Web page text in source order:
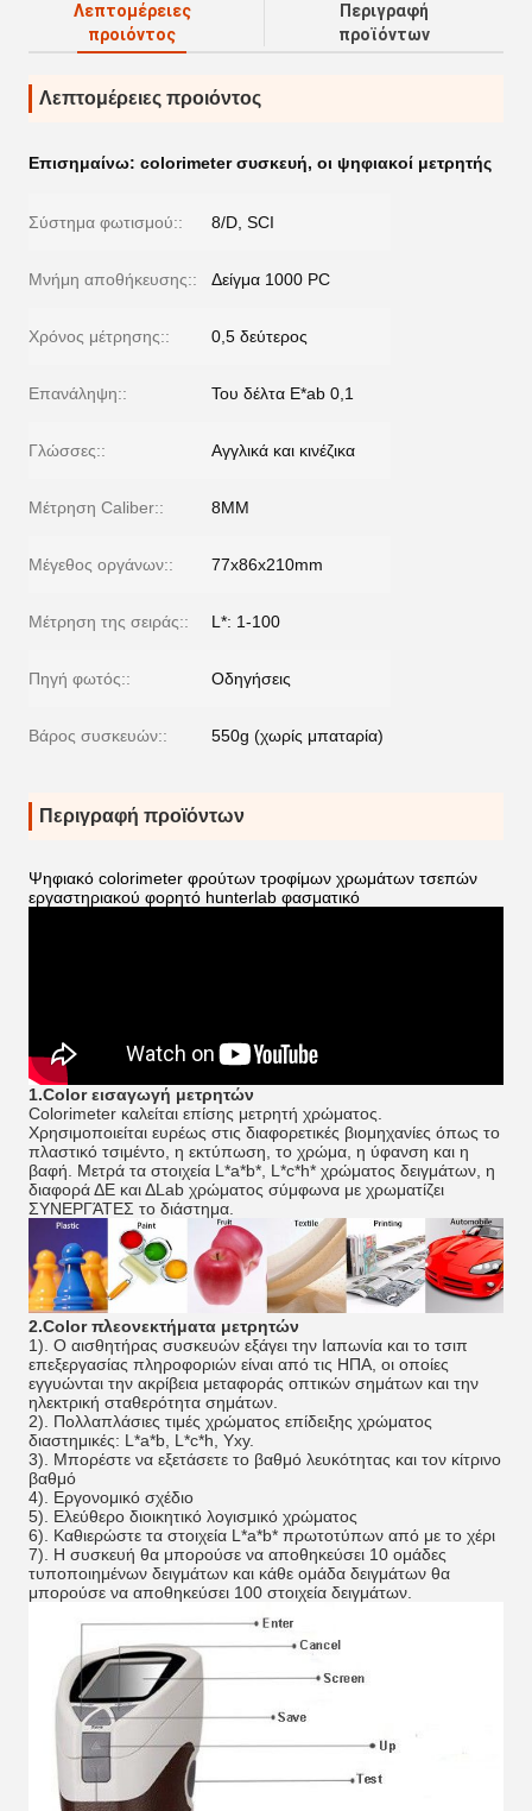
Λεπτομέρειες
προιόντος
Περιγραφή
προϊόντων
Λεπτομέρειες προιόντος
Επισημαίνω: colorimeter συσκευή, οι ψηφιακοί μετρητής
Σύστημα φωτισμού:: 8/D, SCI
Μνήμη αποθήκευσης:: Δείγμα 1000 PC
Χρόνος μέτρησης:: 0,5 δεύτερος
Επανάληψη:: Του δέλτα E*ab 0,1
Γλώσσες:: Αγγλικά και κινέζικα
Μέτρηση Caliber:: 8MM
Μέγεθος οργάνων:: 77x86x210mm
Μέτρηση της σειράς:: L*: 1-100
Πηγή φωτός:: Οδηγήσεις
Βάρος συσκευών:: 550g (χωρίς μπαταρία)
Περιγραφή προϊόντων
Ψηφιακό colorimeter φρούτων τροφίμων χρωμάτων τσεπών
εργαστηριακού φορητό hunterlab φασματικό
1.Color εισαγωγή μετρητών
Colorimeter καλείται επίσης μετρητή χρώματος.
Χρησιμοποιείται ευρέως στις διαφορετικές βιομηχανίες όπως το
πλαστικό τσιμέντο, η εκτύπωση, το χρώμα, η ύφανση και η
βαφή. Μετρά τα στοιχεία L*a*b*, L*c*h* χρώματος δειγμάτων, η
διαφορά ΔE και ΔLab χρώματος σύμφωνα με χρωματίζει
ΣΥΝΕΡΓΆΤΕΣ το διάστημα.
2.Color πλεονεκτήματα μετρητών
1). Ο αισθητήρας συσκευών εξάγει την Ιαπωνία και το τσιπ
επεξεργασίας πληροφοριών είναι από τις ΗΠΑ, οι οποίες
εγγυώνται την ακρίβεια μεταφοράς οπτικών σημάτων και την
ηλεκτρική σταθερότητα σημάτων.
2). Πολλαπλάσιες τιμές χρώματος επίδειξης χρώματος
διαστημικές: L*a*b, L*c*h, Yxy.
3). Μπορέστε να εξετάσετε το βαθμό λευκότητας και τον κίτρινο
βαθμό
4). Εργονομικό σχέδιο
5). Ελεύθερο διοικητικό λογισμικό χρώματος
6). Καθιερώστε τα στοιχεία L*a*b* πρωτοτύπων από με το χέρι
7). Η συσκευή θα μπορούσε να αποθηκεύσει 10 ομάδες
τυποποιημένων δειγμάτων και κάθε ομάδα δειγμάτων θα
μπορούσε να αποθηκεύσει 100 στοιχεία δειγμάτων.